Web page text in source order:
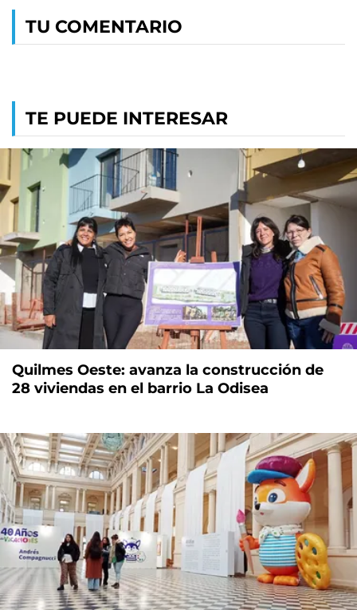
TU COMENTARIO
TE PUEDE INTERESAR
Quilmes Oeste: avanza la construcción de
28 viviendas en el barrio La Odisea